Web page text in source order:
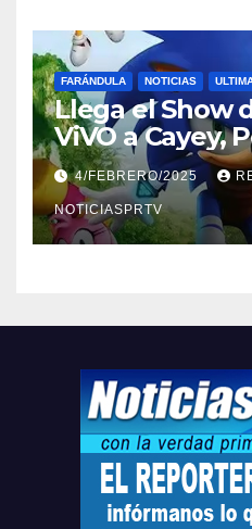
FARÁNDULA NOTICIAS
Llega el Show
ViVO a Cayey,
Barceloneta y
Relojes gratis
compre
4/FEBRERO/2025
NOTICIASPRTV